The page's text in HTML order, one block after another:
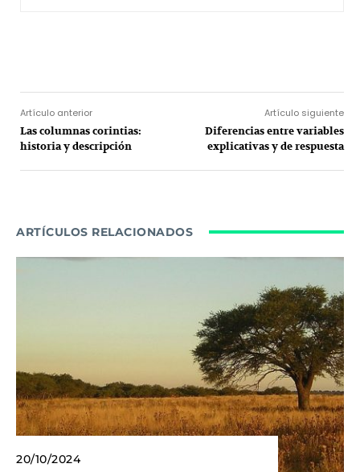
Artículo anterior
Las columnas corintias:
historia y descripción
Artículo siguiente
Diferencias entre variables
explicativas y de respuesta
ARTÍCULOS RELACIONADOS
20/10/2024